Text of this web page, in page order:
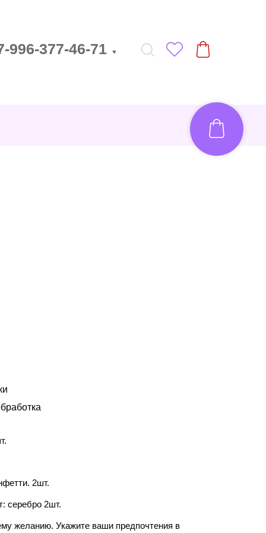
996-377-46-71 ▼
2шт.
серебро 2шт.
желанию. Укажите ваши предпочтения в